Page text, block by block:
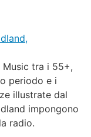
Music tra i 55+,
periodo e i
illustrate dal
impongono
radio.